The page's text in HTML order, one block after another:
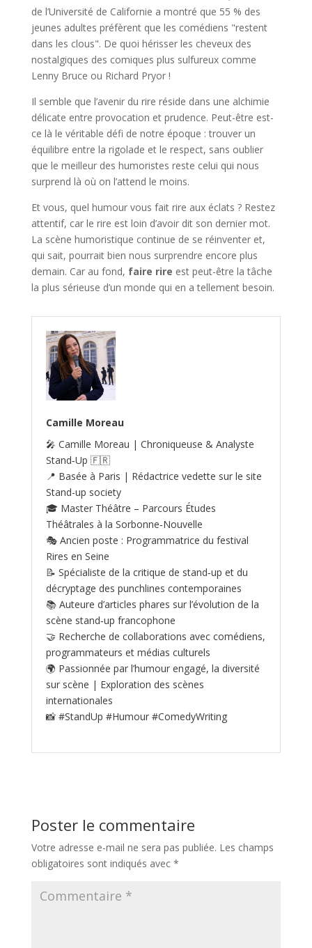
de l’Université de Californie a montré que 55 % des
jeunes adultes préfèrent que les comédiens "restent
dans les clous". De quoi hérisser les cheveux des
nostalgiques des comiques plus sulfureux comme
Lenny Bruce ou Richard Pryor !
Il semble que l’avenir du rire réside dans une alchimie
délicate entre provocation et prudence. Peut-être est-
ce là le véritable défi de notre époque : trouver un
équilibre entre la rigolade et le respect, sans oublier
que le meilleur des humoristes reste celui qui nous
surprend là où on l’attend le moins.
Et vous, quel humour vous fait rire aux éclats ? Restez
attentif, car le rire est loin d’avoir dit son dernier mot.
La scène humoristique continue de se réinventer et,
qui sait, pourrait bien nous surprendre encore plus
demain. Car au fond, faire rire est peut-être la tâche
la plus sérieuse d’un monde qui en a tellement besoin.
Camille Moreau
🎤 Camille Moreau | Chroniqueuse & Analyste
Stand‑Up 🇫🇷
📍 Basée à Paris | Rédactrice vedette sur le site
Stand-up society
🎓 Master Théâtre – Parcours Études
Théâtrales à la Sorbonne‑Nouvelle
🎭 Ancien poste : Programmatrice du festival
Rires en Seine
📝 Spécialiste de la critique de stand‑up et du
décryptage des punchlines contemporaines
📚 Auteure d’articles phares sur l’évolution de la
scène stand‑up francophone
🤝 Recherche de collaborations avec comédiens,
programmateurs et médias culturels
🌍 Passionnée par l’humour engagé, la diversité
sur scène | Exploration des scènes
internationales
📸 #StandUp #Humour #ComedyWriting
Poster le commentaire
Votre adresse e-mail ne sera pas publiée. Les champs
obligatoires sont indiqués avec *